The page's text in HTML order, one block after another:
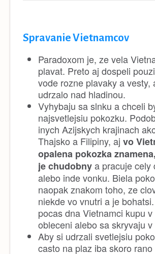
Spravanie Vietnamcov
Paradoxom je, ze vela
plavat. Preto aj dospeli
vode rozne plavaky a vesty,
udrzalo nad hladinou.
Vyhybaju sa slnku a chceli
najsvetlejsiu pokozku.
inych Azijskych krajinach
Thajsko a Filipiny, aj vo
opalena pokozka
je chudobnya pracuje cely
alebo inde vonku. Biela
naopak znakom toho, ze
niekde vo vnutri a je
pocas dna Vietnamci kupu v
obleceni alebo sa skryvaju v
Aby si udrzali svetlejsiu
casto na plaz iba skoro